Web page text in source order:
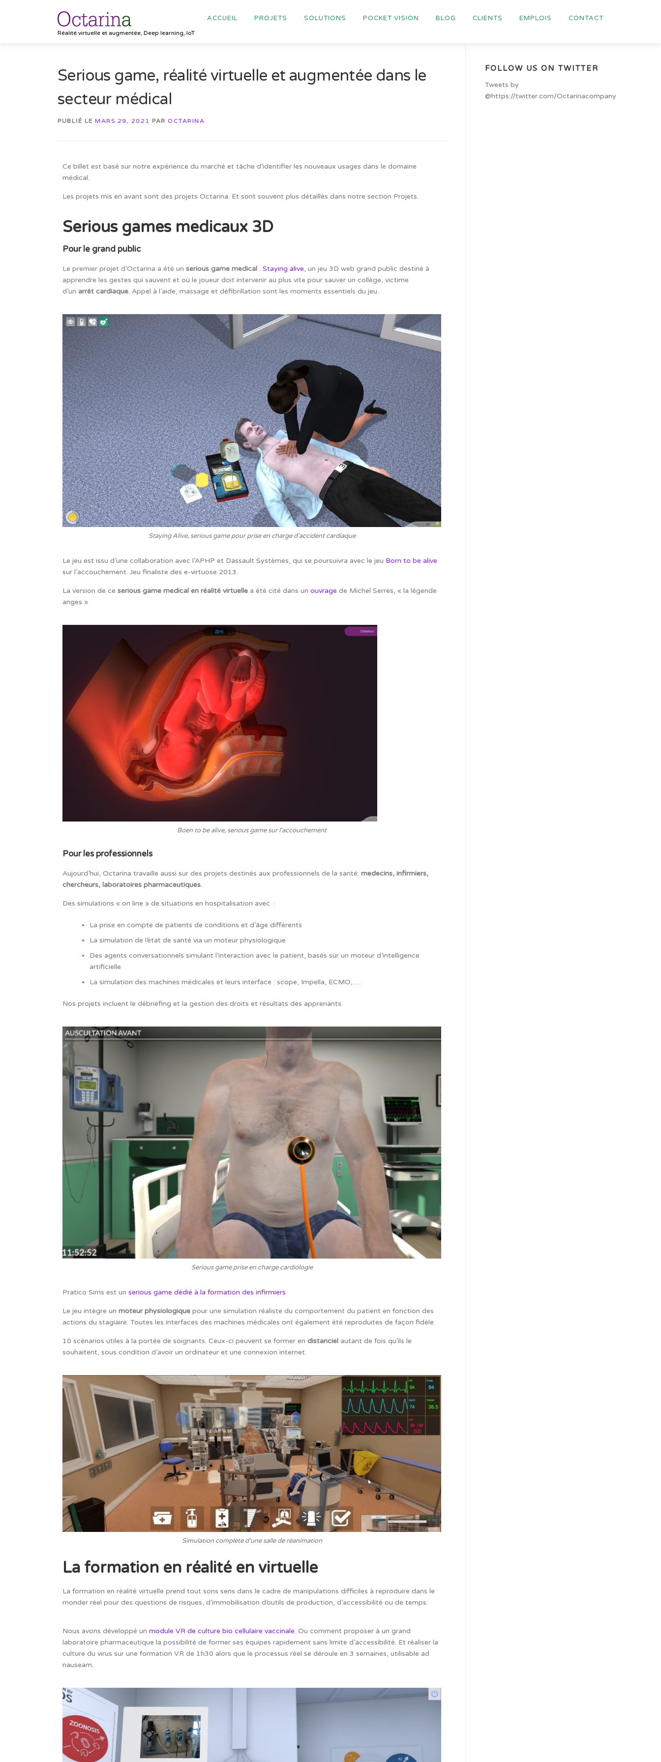
Réalité virtuelle et augmentée, Deep learning, IoT
ACCUEIL PROJETS SOLUTIONS POCKET VISION BLOG CLIENTS EMPLOIS CONTACT
Serious game, réalité virtuelle et augmentée dans le
secteur médical
PUBLIÉ LE MARS 29, 2021 PAR OCTARINA
Ce billet est basé sur notre expérience du marché et tâche d’identifier les nouveaux usages dans le domaine
médical.
Les projets mis en avant sont des projets Octarina. Et sont souvent plus détaillés dans notre section Projets.
Serious games medicaux 3D
Pour le grand public
Le premier projet d’Octarina a été un serious game medical : Staying alive, un jeu 3D web grand public destiné à
apprendre les gestes qui sauvent et où le joueur doit intervenir au plus vite pour sauver un collège, victime
d’un arrêt cardiaque. Appel à l’aide, massage et défibrillation sont les moments essentiels du jeu.
Staying Alive, serious game pour prise en charge d'accident cardiaque
Le jeu est issu d’une collaboration avec l’APHP et Dassault Systèmes, qui se poursuivra avec le jeu Born to be alive
sur l’accouchement. Jeu finaliste des e-virtuose 2013.
La version de ce serious game medical en réalité virtuelle a été cité dans un ouvrage de Michel Serres, « la légende
anges »
Boen to be alive, serious game sur l'accouchement
Pour les professionnels
Aujourd’hui, Octarina travaille aussi sur des projets destinés aux professionnels de la santé: medecins, infirmiers,
chercheurs, laboratoires pharmaceutiques.
Des simulations « on line » de situations en hospitalisation avec :
La prise en compte de patients de conditions et d’âge différents
La simulation de l’état de santé via un moteur physiologique
Des agents conversationnels simulant l’interaction avec le patient, basés sur un moteur d’intelligence
artificielle
La simulation des machines médicales et leurs interface : scope, Impella, ECMO, …
Nos projets incluent le débriefing et la gestion des droits et résultats des apprenants.
Serious game prise en charge cardiologie
Pratico Sims est un serious game dédié à la formation des infirmiers
Le jeu intègre un moteur physiologique pour une simulation réaliste du comportement du patient en fonction des
actions du stagiaire. Toutes les interfaces des machines médicales ont également été reproduites de façon fidèle.
10 scénarios utiles à la portée de soignants. Ceux-ci peuvent se former en distanciel autant de fois qu’ils le
souhaitent, sous condition d’avoir un ordinateur et une connexion internet.
Simulation complète d'une salle de réanimation
La formation en réalité en virtuelle
La formation en réalité virtuelle prend tout sons sens dans le cadre de manipulations difficiles à reproduire dans le
monder réel pour des questions de risques, d’immobilisation d’outils de production, d’accessibilité ou de temps.
Nous avons développé un module VR de culture bio cellulaire vaccinale. Ou comment proposer à un grand
laboratoire pharmaceutique la possibilité de former ses équipes rapidement sans limite d’accessibilité. Et réaliser la
culture du virus sur une formation VR de 1h30 alors que le processus réel se déroule en 3 semaines, utilisable ad
nauseam.
FOLLOW US ON TWITTER
Tweets by
@https://twitter.com/Octarinacompany